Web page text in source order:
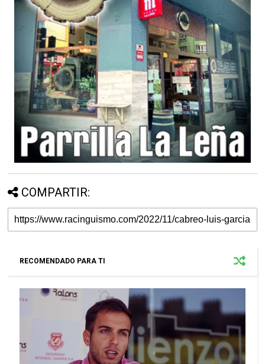
COMPARTIR:
RECOMENDADO PARA TI